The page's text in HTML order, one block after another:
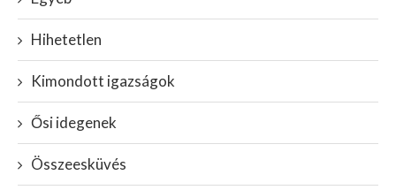
Hihetetlen
Kimondott igazságok
Ősi idegenek
Összeesküvés